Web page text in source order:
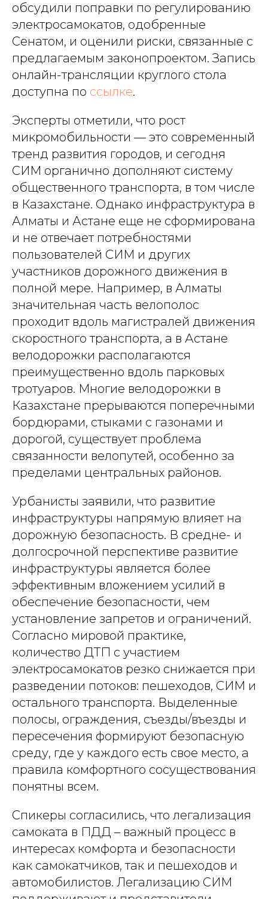
обсудили поправки по регулированию
электросамокатов, одобренные
Сенатом, и оценили риски, связанные с
предлагаемым законопроектом. Запись
онлайн-трансляции круглого стола
доступна по ссылке.
Эксперты отметили, что рост
микромобильности — это современный
тренд развития городов, и сегодня
СИМ органично дополняют систему
общественного транспорта, в том числе
в Казахстане. Однако инфраструктура в
Алматы и Астане еще не сформирована
и не отвечает потребностями
пользователей СИМ и других
участников дорожного движения в
полной мере. Например, в Алматы
значительная часть велополос
проходит вдоль магистралей движения
скоростного транспорта, а в Астане
велодорожки располагаются
преимущественно вдоль парковых
тротуаров. Многие велодорожки в
Казахстане прерываются поперечными
бордюрами, стыками с газонами и
дорогой, существует проблема
связанности велопутей, особенно за
пределами центральных районов.
Урбанисты заявили, что развитие
инфраструктуры напрямую влияет на
дорожную безопасность. В средне- и
долгосрочной перспективе развитие
инфраструктуры является более
эффективным вложением усилий в
обеспечение безопасности, чем
установление запретов и ограничений.
Согласно мировой практике,
количество ДТП с участием
электросамокатов резко снижается при
разведении потоков: пешеходов, СИМ и
остального транспорта. Выделенные
полосы, ограждения, съезды/въезды и
пересечения формируют безопасную
среду, где у каждого есть свое место, а
правила комфортного сосуществования
понятны всем.
Спикеры согласились, что легализация
самоката в ПДД – важный процесс в
интересах комфорта и безопасности
как самокатчиков, так и пешеходов и
автомобилистов. Легализацию СИМ